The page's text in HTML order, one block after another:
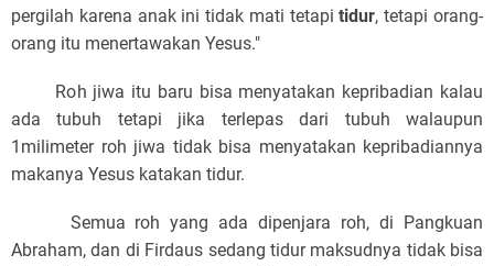
pergilah karena anak ini tidak mati tetapitidur, tetapi orang-
orang itu menertawakan Yesus."
Roh jiwa itu baru bisa menyatakan kepribadian kalau
ada tubuh tetapi jika terlepas dari tubuh walaupun
1milimeter roh jiwa tidak bisa menyatakan kepribadiannya
makanya Yesus katakan tidur.
Semua roh yang ada dipenjara roh, di Pangkuan
Abraham, dan di Firdaus sedang tidur maksudnya tidak bisa